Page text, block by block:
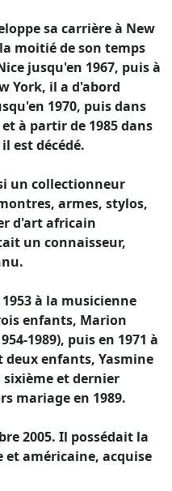
sa carrière à New
moitié de son temps
jusqu'en 1967, puis à
York, il a d'abord
1970, puis dans
à partir de 1985 dans
est décédé.
un collectionneur
armes, stylos,
d'art africain
un connaisseur,
à la musicienne
enfants, Marion
1989), puis en 1971 à
deux enfants, Yasmine
sixième et dernier
mariage en 1989.
2005. Il possédait la
américaine, acquise